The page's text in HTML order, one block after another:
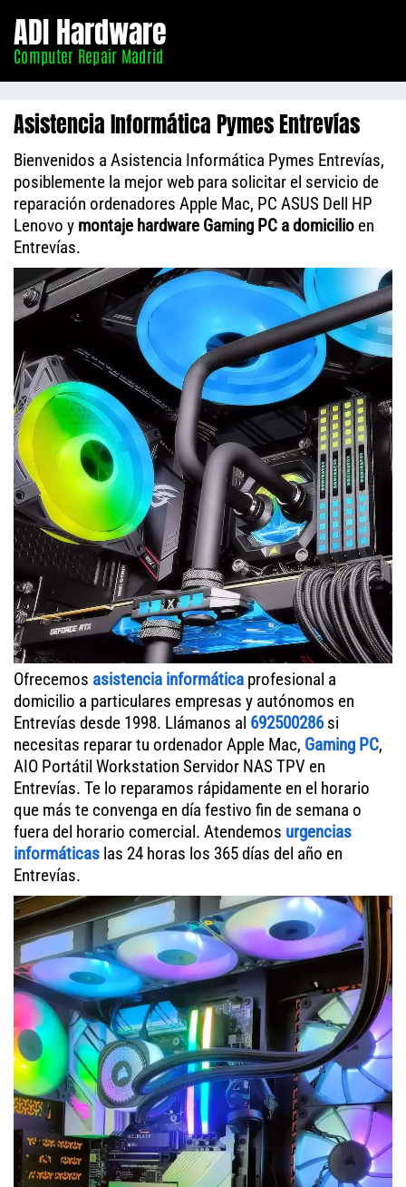
Madrid
ADI Hardware
Computer Repair Madrid
Asistencia Informática Pymes Entrevías
Bienvenidos a Asistencia Informática Pymes Entrevías,
posiblemente la mejor web para solicitar el servicio de
reparación ordenadores Apple Mac, PC ASUS Dell HP
Lenovo y montaje hardware Gaming PC a domicilio en
Entrevías.
Ofrecemos asistencia informática profesional a
domicilio a particulares empresas y autónomos en
Entrevías desde 1998. Llámanos al 692500286si
necesitas reparar tu ordenador Apple Mac, Gaming PC,
AIO Portátil Workstation Servidor NAS TPV en
Entrevías. Te lo reparamos rápidamente en el horario
que más te convenga en día festivo fin de semana o
fuera del horario comercial. Atendemos urgencias
informáticas las 24 horas los 365 días del año en
Entrevías.